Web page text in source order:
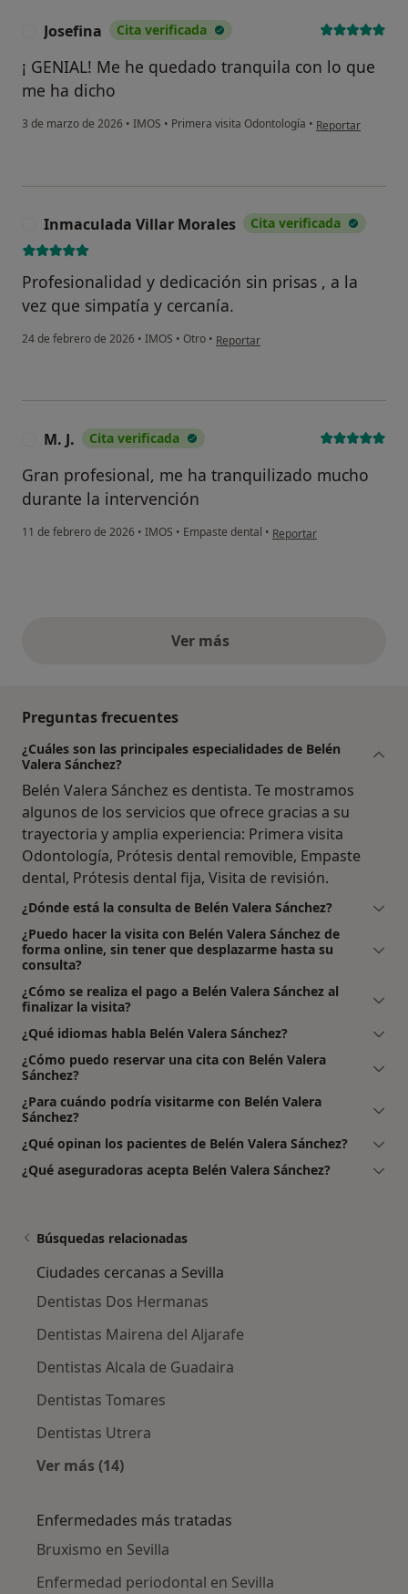
Josefina Cita verificada
¡ GENIAL! Me he quedado tranquila con lo que
me ha dicho
3 de marzo de 2026 • IMOS • Primera visita Odontología • en opinión del
Reportar
Inmaculada Villar Morales Cita verificada
Profesionalidad y dedicación sin prisas , a la
vez que simpatía y cercanía.
24 de febrero de 2026 • IMOS • Otro • en opinión del usuario Inmaculada
Reportar
M. J. Cita verificada
Gran profesional, me ha tranquilizado mucho
durante la intervención
11 de febrero de 2026 • IMOS • Empaste dental • en opinión del usuario M. J.
Reportar
Ver másopiniones anteriores
Preguntas frecuentes
¿Cuáles son las principales especialidades de Belén
Valera Sánchez?
Belén Valera Sánchez es dentista. Te mostramos
algunos de los servicios que ofrece gracias a su
trayectoria y amplia experiencia: Primera visita
Odontología, Prótesis dental removible, Empaste
dental, Prótesis dental fija, Visita de revisión.
¿Dónde está la consulta de Belén Valera Sánchez?
¿Puedo hacer la visita con Belén Valera Sánchez de
forma online, sin tener que desplazarme hasta su
consulta?
¿Cómo se realiza el pago a Belén Valera Sánchez al
finalizar la visita?
¿Qué idiomas habla Belén Valera Sánchez?
¿Cómo puedo reservar una cita con Belén Valera
Sánchez?
¿Para cuándo podría visitarme con Belén Valera
Sánchez?
¿Qué opinan los pacientes de Belén Valera Sánchez?
¿Qué aseguradoras acepta Belén Valera Sánchez?
Búsquedas relacionadas
Ciudades cercanas a Sevilla
Dentistas Dos Hermanas
Dentistas Mairena del Aljarafe
Dentistas Alcala de Guadaira
Dentistas Tomares
Dentistas Utrera
Ver más (14)
Enfermedades más tratadas
Bruxismo en Sevilla
Enfermedad periodontal en Sevilla